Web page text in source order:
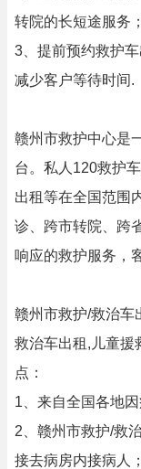
转院的长短途服务；
3、提前预约救护
减少客户等待时间.
赣州市救护中心是
台。私人120救护
出租等在全国范围
诊、跨市转院、跨
响应的救护服务，
赣州市救护/救治车
救治车出租,儿童援
点：
1、来自全国各地
2、赣州市救护/救
接去病房内接病人；